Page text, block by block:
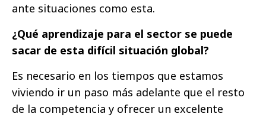
ante situaciones como esta.
¿Qué aprendizaje para el sector se puede
sacar de esta difícil situación global?
Es necesario en los tiempos que estamos
viviendo ir un paso más adelante que el resto
de la competencia y ofrecer un excelente